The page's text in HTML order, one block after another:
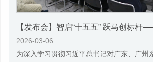
2026-03-06
为深入学习贯彻习近平总书记对广东、广州